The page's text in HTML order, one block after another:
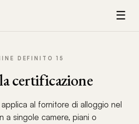
☰
DEFINITO 15
certificazione
al fornitore di alloggio nel
a singole camere, piani o